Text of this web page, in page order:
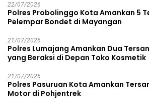
22/07/2026
Polres Probolinggo Kota Amankan 5
Pelempar Bondet di Mayangan
21/07/2026
Polres Lumajang Amankan Dua
yang Beraksi di Depan Toko Kosmetik
21/07/2026
Polres Pasuruan Kota Amankan
Motor di Pohjentrek